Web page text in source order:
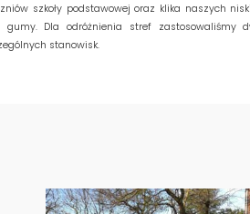
szkoły podstawowej oraz klika naszych
gumy. Dla odróżnienia stref zastosowaliśmy
stanowisk.